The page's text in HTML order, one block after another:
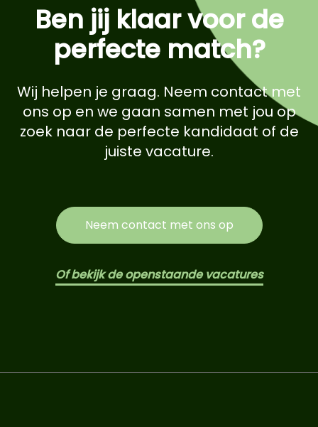
Ben jij klaar voor de
perfecte match?
Wij helpen je graag. Neem contact met
ons op en we gaan samen met jou op
zoek naar de perfecte kandidaat of de
juiste vacature.
Neem contact met ons op
Of bekijk de openstaande vacatures